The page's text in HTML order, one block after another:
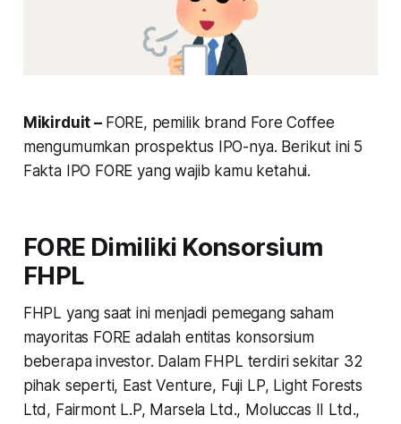
Mikirduit – FORE, pemilik brand Fore Coffee
mengumumkan prospektus IPO-nya. Berikut ini 5
Fakta IPO FORE yang wajib kamu ketahui.
FORE Dimiliki Konsorsium
FHPL
FHPL yang saat ini menjadi pemegang saham
mayoritas FORE adalah entitas konsorsium
beberapa investor. Dalam FHPL terdiri sekitar 32
pihak seperti, East Venture, Fuji LP, Light Forests
Ltd, Fairmont L.P, Marsela Ltd., Moluccas II Ltd.,